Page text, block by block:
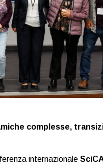
complesse,
internazionale